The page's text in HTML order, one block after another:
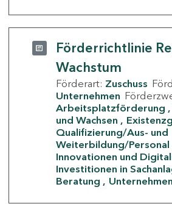
Förderrichtlinie
Wachstum
Förderart: Zuschuss
Unternehmen
Arbeitsplatzförderung
und Wachsen
Qualifizierung/Aus- und
Weiterbildung/Personal
Innovationen und
Investitionen in
Beratung